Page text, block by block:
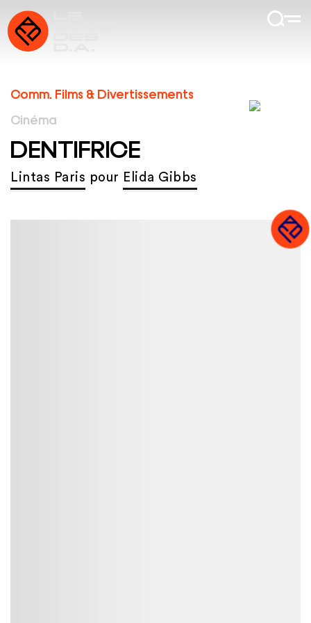
Comm. Films & Divertissements
Cinéma
DENTIFRICE
Lintas Paris pour Elida Gibbs